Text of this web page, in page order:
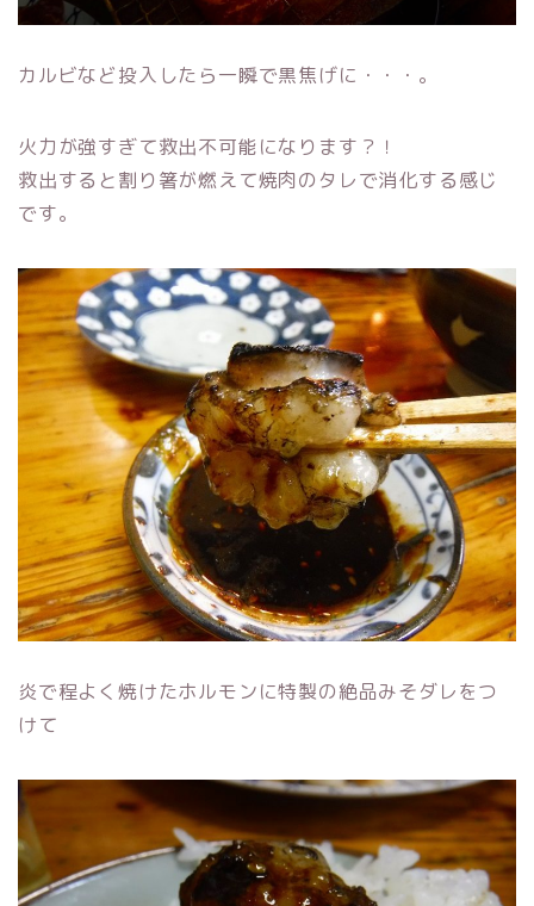
カルビなど投入したら一瞬で黒焦げに・・・。
火力が強すぎて救出不可能になります？！
救出すると割り箸が燃えて焼肉のタレで消化する感じ
です。
炎で程よく焼けたホルモンに特製の絶品みそダレをつ
けて